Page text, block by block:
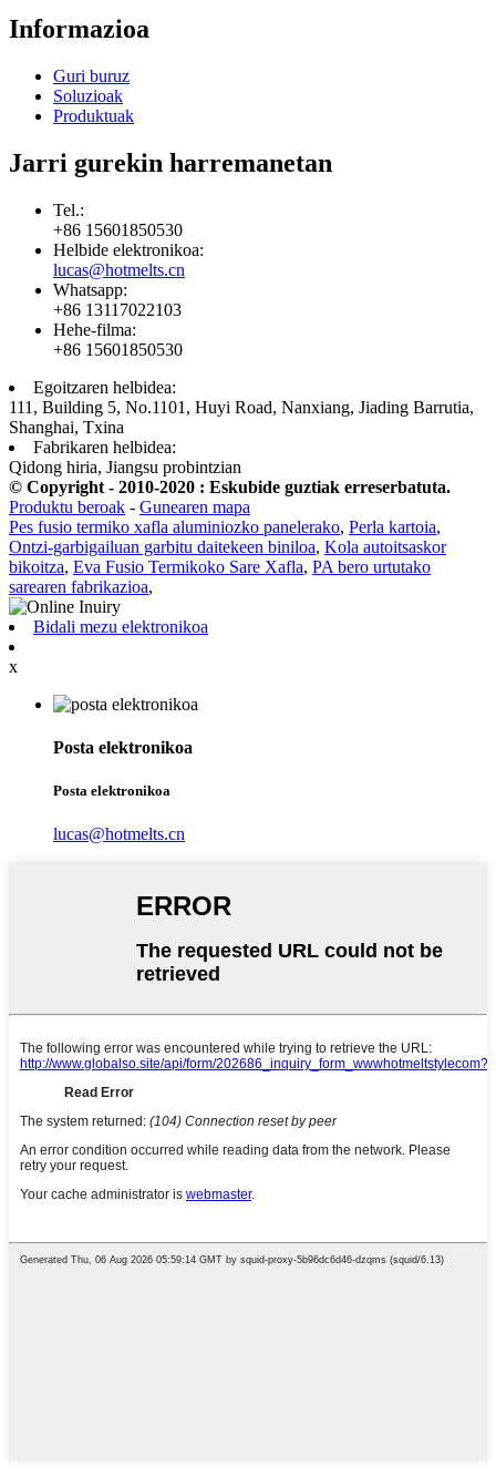
Informazioa
Guri buruz
Soluzioak
Produktuak
Jarri gurekin harremanetan
Tel.:
+86 15601850530
Helbide elektronikoa:
lucas@hotmelts.cn
Whatsapp:
+86 13117022103
Hehe-filma:
+86 15601850530
Egoitzaren helbidea:
111, Building 5, No.1101, Huyi Road, Nanxiang, Jiading Barrutia,
Shanghai, Txina
Fabrikaren helbidea:
Qidong hiria, Jiangsu probintzian
© Copyright - 2010-2020 : Eskubide guztiak erreserbatuta.
Produktu beroak - Gunearen mapa
Pes fusio termiko xafla aluminiozko panelerako, Perla kartoia,
Ontzi-garbigailuan garbitu daitekeen biniloa, Kola autoitsaskor
bikoitza, Eva Fusio Termikoko Sare Xafla, PA bero urtutako
sarearen fabrikazioa,
Bidali mezu elektronikoa
x
Posta elektronikoa
Posta elektronikoa
lucas@hotmelts.cn